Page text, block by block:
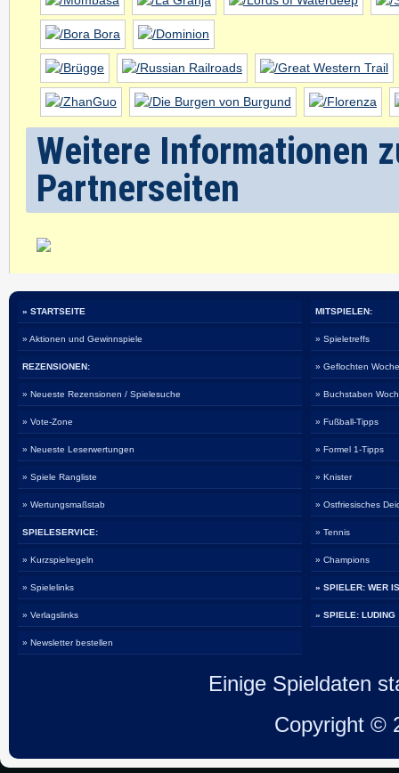
Weitere Informationen
Partnerseiten
» STARTSEITE
» Aktionen und Gewinnspiele
REZENSIONEN:
» Neueste Rezensionen / Spielesuche
» Vote-Zone
» Neueste Leserwertungen
» Spiele Rangliste
» Wertungsmaßstab
SPIELESERVICE:
» Kurzspielregeln
» Spielelinks
» Verlagslinks
» Newsletter bestellen
MITSPIELEN:
» Spieletreffs
» Geflochten
» Buchstaben
» Fußball-Tipps
» Formel 1-Tipps
» Knister
» Ostfriesisches
» Tennis
» Champions
» SPIELER: WER
» SPIELE: LUDING
Einige Spieldaten
Copyright ©